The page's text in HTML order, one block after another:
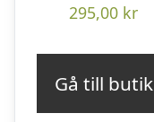
295,00 kr
Gå till butik